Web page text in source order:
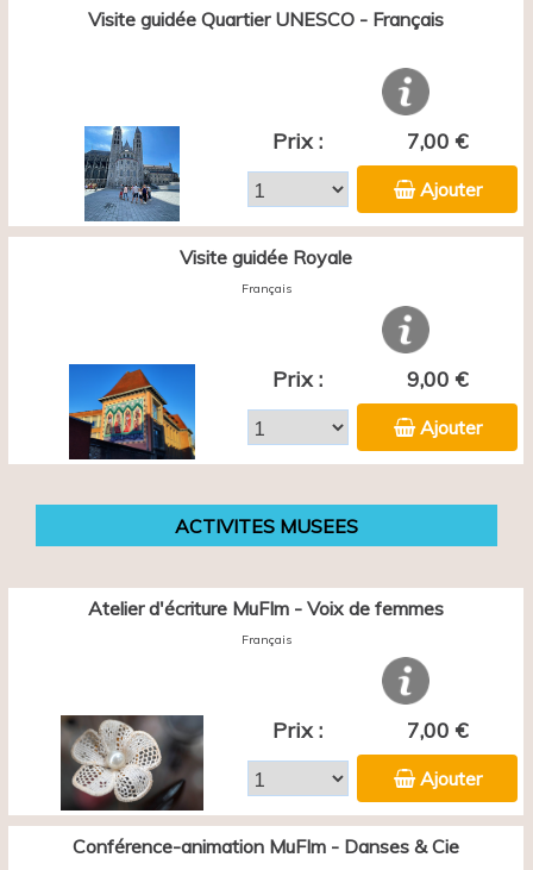
Visite guidée Quartier UNESCO - Français
Prix : 7,00 €
Ajouter
Visite guidée Royale
Français
Prix : 9,00 €
Ajouter
ACTIVITES MUSEES
Atelier d'écriture MuFIm - Voix de femmes
Français
Prix : 7,00 €
Ajouter
Conférence-animation MuFIm - Danses & Cie